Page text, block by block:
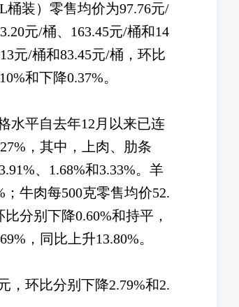
桶装）零售均价为97.76元/
元/桶、163.45元/桶和14
元/桶和83.45元/桶，环比
和下降0.37%。
平自去年12月以来已连
，其中，上肉、肋条
、1.68%和3.33%。羊
牛肉每500克零售均价52.
分别下降0.60%和持平，
，同比上升13.80%。
环比分别下降2.79%和2.